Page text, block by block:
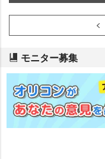
モニター募集